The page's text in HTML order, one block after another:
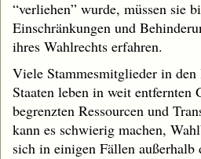
“verliehen” wurde, müssen sie
Einschränkungen und
ihres Wahlrechts erfahren.
Viele Stammesmitglieder in
Staaten leben in weit entfernten
begrenzten Ressourcen und
kann es schwierig machen,
sich in einigen Fällen außerhalb